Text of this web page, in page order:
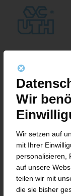
35
Wir
Wir setzen auf
mit Ihrer
personalisieren,
auf unsere
teilen wir mit
die sie bisher